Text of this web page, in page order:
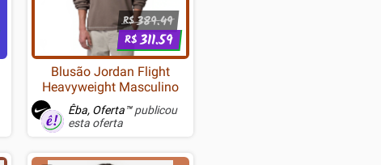
R$389.49
R$311.59
Blusão Jordan Flight
Heavyweight Masculino
Êba, Oferta™publicou
esta oferta